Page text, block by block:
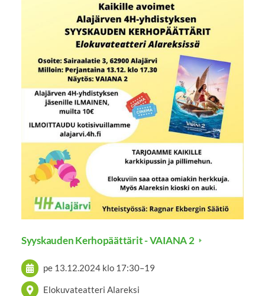
Syyskauden Kerhopäättärit - VAIANA 2
pe 13.12.2024 klo 17:30–19
Elokuvateatteri Alareksi